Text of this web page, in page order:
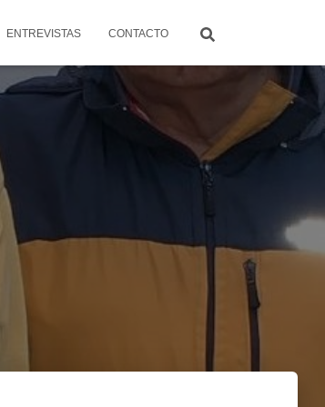
ENTREVISTAS CONTACTO